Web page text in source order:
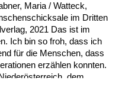
Maria / Watteck,
im Dritten
2021 Das ist im
Ich bin so froh, dass ich
für die Menschen, dass
erzählen konnten.
dem